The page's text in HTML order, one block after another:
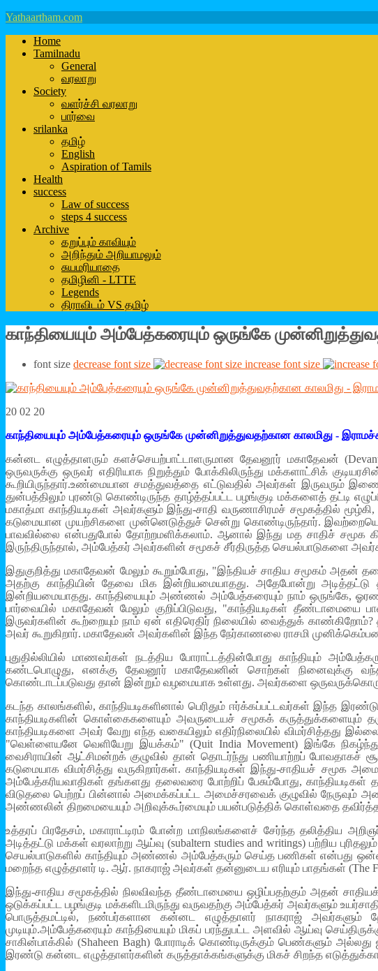
Yathaartham.com
Home
Tamilnadu
General
வரலாறு
Society
வளர்ச்சி வரலாறு
பார்வை
srilanka
தமிழ்
English
Aspiration of Tamils
Health
success
Law of success
steps 4 success
Archive
கறுப்பும் காவியும்
அறிந்தும் அறியாமலும்
சுயமரியாதை
தமிழினி - LTTE
Legends
திராவிடம் VS தமிழ்
காந்தியையும் அம்பேத்கரையும் ஒருங்கே
font size decrease font size increase font size
20 02 20
காந்தியையும் அம்பேத்கரையும் ஒருங்கே முன்னிறுத்துவதற்கான காலமிது -
கன்னட எழுத்தாளரும் களச்செயற்பாட்டாளருமான தேவனூர் மகாதேவன்
ஒருவருக்கு ஒருவர் எதிரியாக நிறுத்தும் போக்கிலிருந்து மக்களாட்சிக்
கூறியிருந்தார்.உண்மையான சமத்துவத்தை எட்டுவதில் அவர்கள் இருவரும்
துன்பத்திலும் புரண்டு கொண்டிருந்த தாழ்த்தப்பட்ட பழங்குடி மக்களைத்
மகாத்மா காந்தியடிகள் அவர்களும் இந்து-சாதி வருணாசிரமச் சமூகத்தில்
கடுமையான முயற்சிகளை முன்னெடுத்துச் சென்று கொண்டிருந்தார்.
பாவவில்லை என்பதுபோல் தோற்றமளிக்கலாம். ஆனால் இந்து மத சாதிச் சமூக
இருந்திருந்தால், அம்பேத்கர் அவர்களின் சமூகச் சீர்திருத்த செயல்பாடுகளை
இதுகுறித்து மகாதேவன் மேலும் கூறும்போது, "இந்தியச் சாதிய சமூகம் அதன்
அதற்கு காந்தியின் தேவை மிக இன்றியமையாதது. அதேபோன்று
இன்றியமையாதது. காந்தியையும் அண்ணல் அம்பேத்கரையும் நாம் ஒருங்கே,
பார்வையில் மகாதேவன் மேலும் குறிப்பிடுவது, "காந்தியடிகள்
இருவர்களின் கூற்றையும் நாம் ஏன் எதிரெதிர் நிலையில் வைத்துக்
அவர் கூறுகிறார். மகாதேவன் அவர்களின் இந்த நேர்காணலை ராசமி
புதுதில்லியில் மாணவர்கள் நடத்திய போராட்டத்தின்போது காந்தியும்
கண்டபொழுது, எனக்கு தேவனூர் மகாதேவனின் சொற்கள் நினைவுக்கு
கொண்டாடப்படுவது தான் இன்றும் வழமையாக உள்ளது. அவர்களை
கடந்த காலங்களில், காந்தியடிகளினால் பெரிதும் ஈர்க்கப்பட்டவர்கள் இந்த
காந்தியடிகளின் கொள்கைகளையும் அவருடையச் சமூகக் கருத்துக்களையும்
காந்தியடிகளை அவர் வேறு எந்த வகையிலும் எதிர்நிலையில் விமர்சித்தது
"வெள்ளையனே வெளியேறு இயக்கம்" (Quit India Movement) இங்கே
வைசிராயின் ஆட்சிமன்றக் குழுவில் தான் தொடர்ந்து பணியாற்றப் போவதாகச்
கடுமையாக விமர்சித்து வருகிறார்கள். காந்தியடிகள் இந்து-சாதியச்
அம்பேத்கரியவாதிகள் தங்களது தலைவரை போற்றிப் பேசும்போது,
விடுதலை பெற்றப் பின்னால் அமைக்கப்பட்ட அமைச்சரவைக் குழுவில்
அண்ணலின் திறமையையும் அறிவுக்கூர்மையும் பயன்படுத்திக் கொள்வதை
உத்தரப் பிரதேசம், மகாராட்டிரம் போன்ற மாநிலங்களைச் சேர்ந்த தலித்திய
அடித்தட்டு மக்கள் வரலாற்று ஆய்வு (subaltern studies and writings) பற்றிய
செயல்பாடுகளில் காந்தியும் அண்ணல் அம்பேத்கரும் செய்த பணிகள் என்பது
மறைந்த எழுத்தாளர் டி. ஆர். நாகராஜ் அவர்கள் தன்னுடைய எரியும் பாதங்கள் (The
இந்து-சாதிய சமூகத்தில் நிலவிவந்த தீண்டாமையை ஒழிப்பதற்கும் அதன்
ஒடுக்கப்பட்ட பழங்குடி மக்களிடமிருந்து வருவதற்கு அம்பேத்கர் அவர்களும்
பொருத்தமட்டில், நண்பர்களான கன்னட எழுத்தாளர் நாகராஜ் அவர்களும்
முடியும்.அம்பேத்கரையும் காந்தியையும் மிகப் பரந்துபட்ட அளவில் ஆய்வு
சாகின்பாக்கில் (Shaheen Bagh) போராடிக் கொண்டிருக்கும் பெண்களும்
இரண்டு கன்னட எழுத்தாளர்களின் கருத்தாக்கங்களுக்கு மிகச் சிறந்த